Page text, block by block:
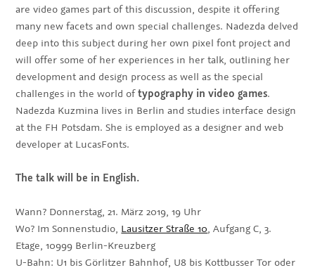
are video games part of this discussion, despite it offering
many new facets and own special challenges. Nadezda delved
deep into this subject during her own pixel font project and
will offer some of her experiences in her talk, outlining her
development and design process as well as the special
challenges in the world oftypography in video games.
Nadezda Kuzmina lives in Berlin and studies interface design
at the FH Potsdam. She is employed as a designer and web
developer at LucasFonts.
The talk will be in English.
Wann? Donnerstag, 21. März 2019, 19 Uhr
Wo? Im Sonnenstudio, Lausitzer Straße 10, Aufgang C, 3.
Etage, 10999 Berlin-Kreuzberg
U-Bahn: U1 bis Görlitzer Bahnhof, U8 bis Kottbusser Tor oder